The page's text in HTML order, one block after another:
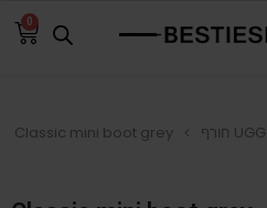
0
UGG חורף Classic mini boot grey